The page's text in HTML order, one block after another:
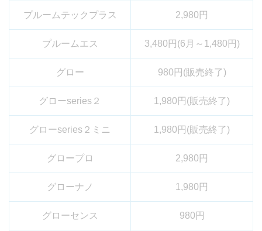
プルームテックプラス 2,980円
プルームエス 3,480円(6月～1,480円)
グロー 980円(販売終了)
グローseries２ 1,980円(販売終了)
グローseries２ミニ 1,980円(販売終了)
グロープロ 2,980円
グローナノ 1,980円
グローセンス 980円